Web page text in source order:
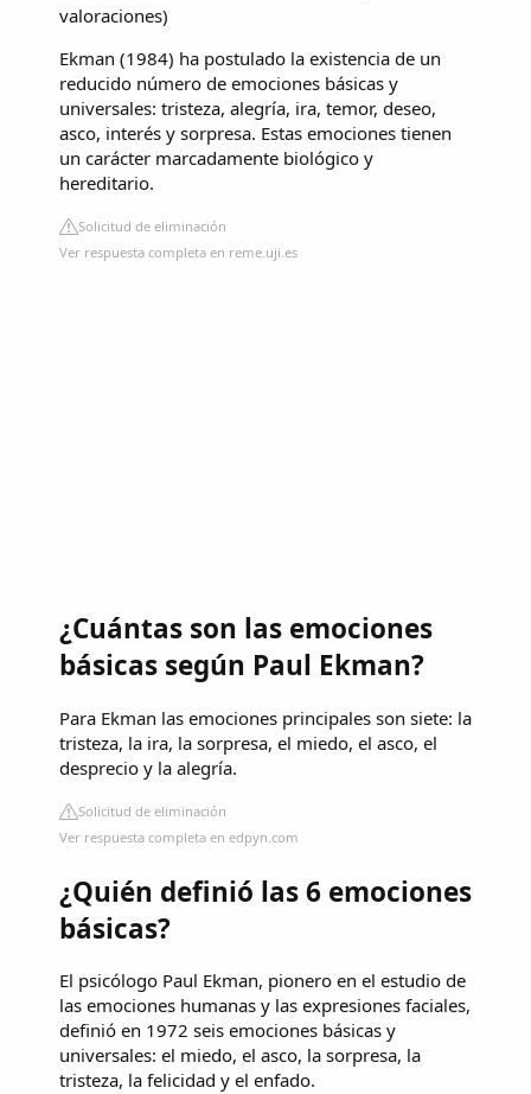
valoraciones)
Ekman (1984) ha postulado la existencia de un
reducido número de emociones básicas y
universales: tristeza, alegría, ira, temor, deseo,
asco, interés y sorpresa. Estas emociones tienen
un carácter marcadamente biológico y
hereditario.
Solicitud de eliminación
Ver respuesta completa en reme.uji.es
¿Cuántas son las emociones
básicas según Paul Ekman?
Para Ekman las emociones principales son siete: la
tristeza, la ira, la sorpresa, el miedo, el asco, el
desprecio y la alegría.
Solicitud de eliminación
Ver respuesta completa en edpyn.com
¿Quién definió las 6 emociones
básicas?
El psicólogo Paul Ekman, pionero en el estudio de
las emociones humanas y las expresiones faciales,
definió en 1972 seis emociones básicas y
universales: el miedo, el asco, la sorpresa, la
tristeza, la felicidad y el enfado.